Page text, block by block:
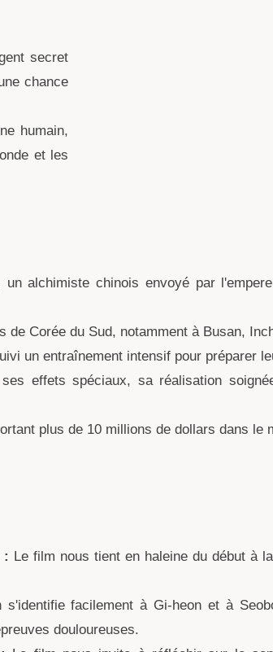
secret
chance
humain,
et les
alchimiste chinois envoyé par
de Corée du Sud, notamment à Busan,
un entraînement intensif pour préparer
effets spéciaux, sa réalisation
plus de 10 millions de dollars dans le
: Le film nous tient en haleine du début à
s'identifie facilement à Gi-heon et à
douloureuses.